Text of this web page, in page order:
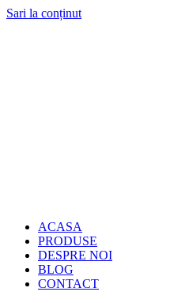
Sari la conținut
ACASA
PRODUSE
DESPRE NOI
BLOG
CONTACT